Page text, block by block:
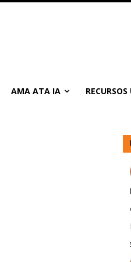
AMA ATA IA